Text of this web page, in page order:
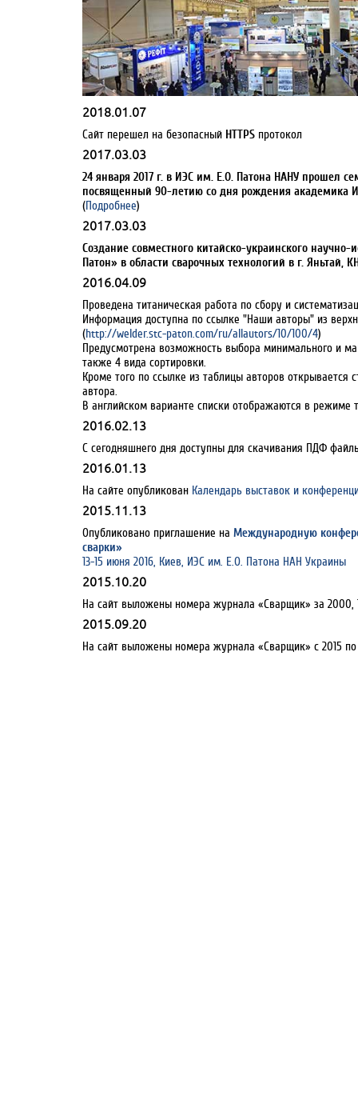
2018.01.07
Сайт перешел на безопасный HTTPS протокол
2017.03.03
24 января 2017 г. в ИЭС им. Е.О. Патона НАНУ прошел
посвященный 90-летию со дня рождения академика
(Подробнее)
2017.03.03
Создание совместного китайско-украинского
Патон» в области сварочных технологий в г. Яньтай,
2016.04.09
Проведена титаническая работа по сбору и
Информация доступна по ссылке "Наши авторы" из
(http://welder.stc-paton.com/ru/allautors/10/100/4)
Предусмотрена возможность выбора минимального и
также 4 вида сортировки.
Кроме того по ссылке из таблицы авторов открывается
автора.
В английском варианте списки отображаются в режиме
2016.02.13
С сегодняшнего дня доступны для скачивания ПДФ
2016.01.13
На сайте опубликован Календарь выставок и
2015.11.13
Опубликовано приглашение на Международную
сварки»
13-15 июня 2016, Киев, ИЭС им. Е.О. Патона НАН Украины
2015.10.20
На сайт выложены номера журнала «Сварщик» за 2000,
2015.09.20
На сайт выложены номера журнала «Сварщик» с 2015 по